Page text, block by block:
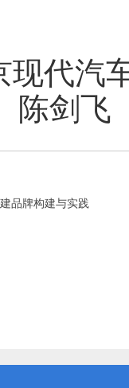
现代汽
陈剑飞
品牌构建与实践